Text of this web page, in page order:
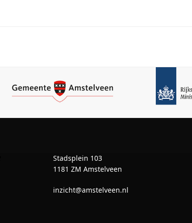
Stadsplein 103
1181 ZM Amstelveen
inzicht@amstelveen.nl